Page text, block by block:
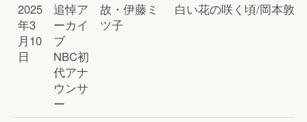
2025
年3
月10
日
追悼ア
ーカイ
ブ
NBC初
代アナ
ウンサ
ー
故・伊藤ミ
ツ子
白い花の咲く頃/岡本敦郎